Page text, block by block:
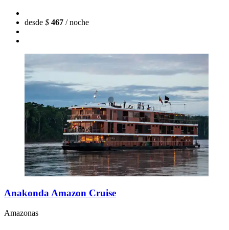
desde $ 467 / noche
Anakonda Amazon Cruise
Amazonas